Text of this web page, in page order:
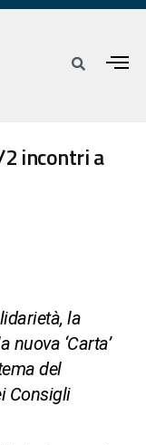
incontri a
la
‘Carta’
del
Consigli